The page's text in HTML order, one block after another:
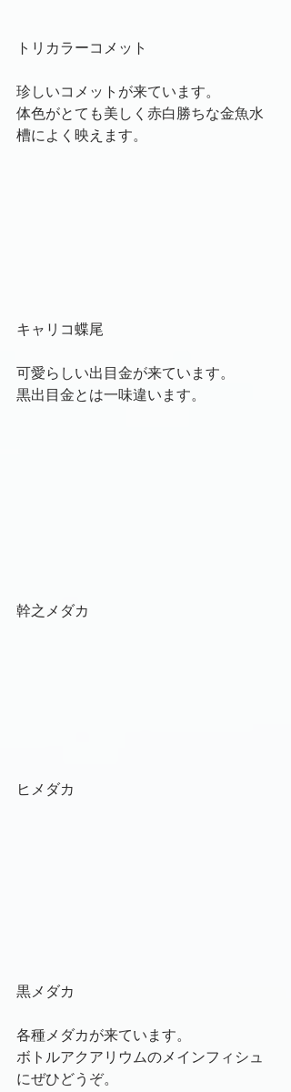
トリカラーコメット
珍しいコメットが来ています。
体色がとても美しく赤白勝ちな金魚水
槽によく映えます。
キャリコ蝶尾
可愛らしい出目金が来ています。
黒出目金とは一味違います。
幹之メダカ
ヒメダカ
黒メダカ
各種メダカが来ています。
ボトルアクアリウムのメインフィシュ
にぜひどうぞ。